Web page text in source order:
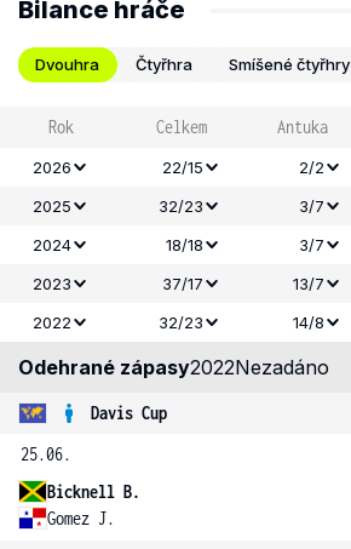
Bilance hráče
Dvouhra Čtyřhra Smíšené čtyřhry
Rok Celkem Antuka
2026 22/15 2/2
2025
32/23 3/7
2024
18/18 3/7
2023
37/17 13/7
2022
32/23 14/8
Odehrané zápasy2022Nezadáno
Davis Cup
25.06.
Bicknell B.
Gomez J.